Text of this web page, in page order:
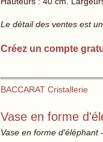
Le détail des ventes est
Créez un compte
BACCARAT Cristallerie
Vase en forme
Vase en forme d'éléphant